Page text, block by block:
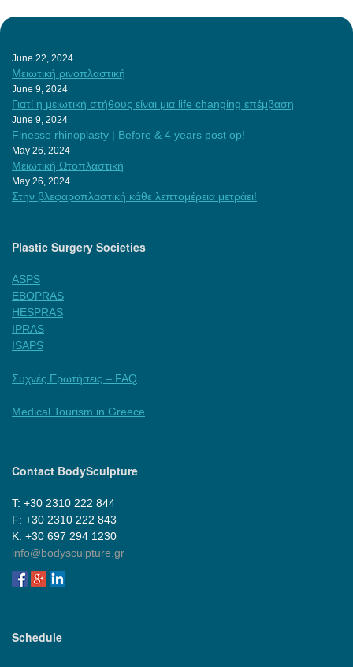
June 22, 2024
Μειωτική ρινοπλαστική
June 9, 2024
Γιατί η μειωτική στήθους είναι μια life changing επέμβαση
June 9, 2024
Finesse rhinoplasty | Before & 4 years post op!
May 26, 2024
Μειωτική Ωτοπλαστική
May 26, 2024
Στην βλεφαροπλαστική κάθε λεπτομέρεια μετράει!
Plastic Surgery Societies
ASPS
EBOPRAS
HESPRAS
IPRAS
ISAPS
Συχνές Ερωτήσεις – FAQ
Medical Tourism in Greece
Contact BodySculpture
Τ: +30 2310 222 844
F: +30 2310 222 843
Κ: +30 697 294 1230
info@bodysculpture.gr
Schedule